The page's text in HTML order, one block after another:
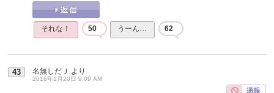
それな！ 50 うーん… 62
43 名無しだＪ より
2016年1月20日 9:09 AM